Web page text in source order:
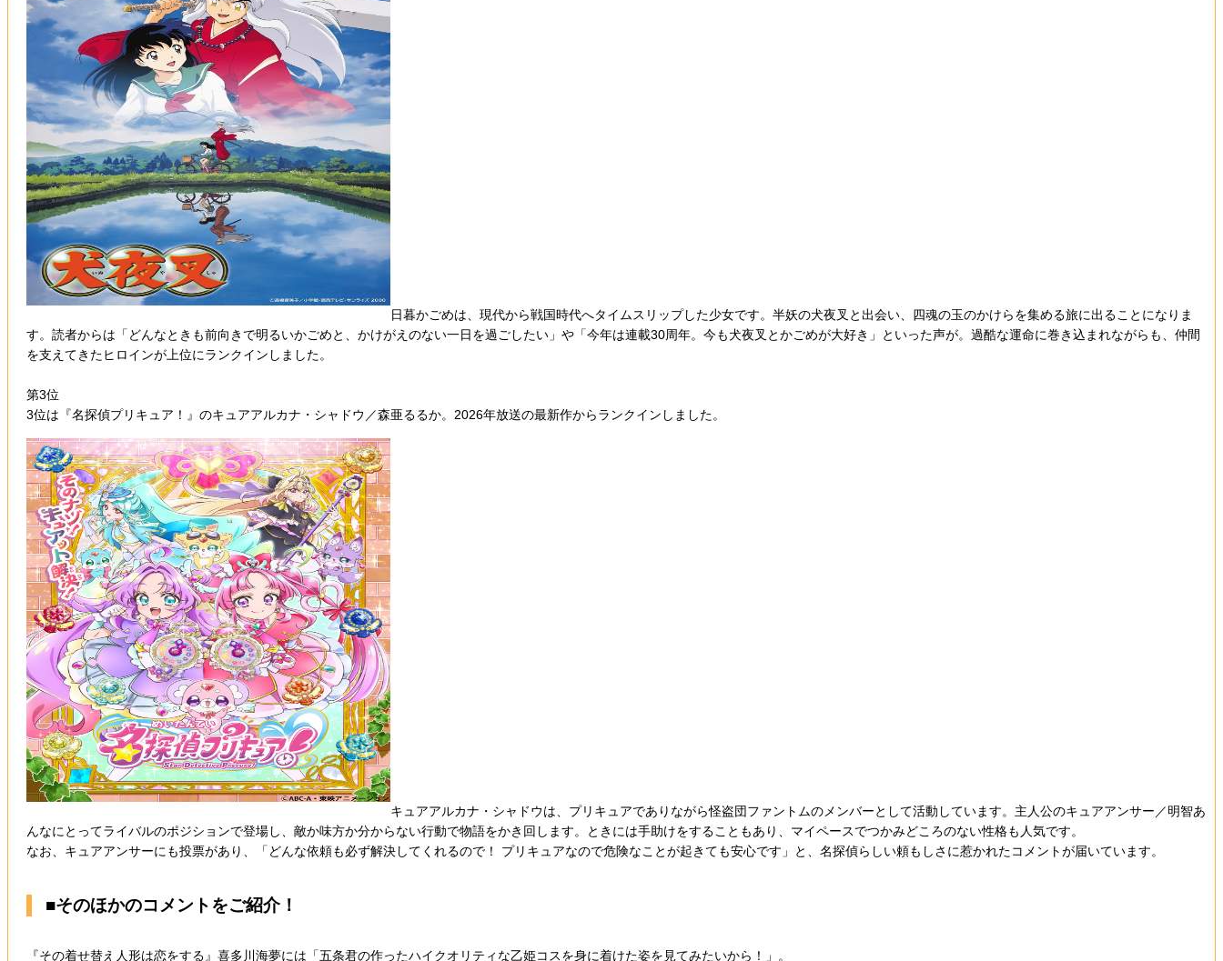
日暮かごめは、現代から戦国時代へタイムスリップした少女です。半妖の犬夜叉と出会い、四魂の玉のかけらを集める旅に出ることになりま
す。読者からは「どんなときも前向きで明るいかごめと、かけがえのない一日を過ごしたい」や「今年は連載30周年。今も犬夜叉とかごめが大好き」といった声が。過酷な運命に巻き込まれながらも、仲間
を支えてきたヒロインが上位にランクインしました。
第3位
3位は『名探偵プリキュア！』のキュアアルカナ・シャドウ／森亜るるか。2026年放送の最新作からランクインしました。
キュアアルカナ・シャドウは、プリキュアでありながら怪盗団ファントムのメンバーとして活動しています。主人公のキュアアンサー／明智あ
んなにとってライバルのポジションで登場し、敵か味方か分からない行動で物語をかき回します。ときには手助けをすることもあり、マイペースでつかみどころのない性格も人気です。
なお、キュアアンサーにも投票があり、「どんな依頼も必ず解決してくれるので！ プリキュアなので危険なことが起きても安心です」と、名探偵らしい頼もしさに惹かれたコメントが届いています。
■そのほかのコメントをご紹介！
『その着せ替え人形は恋をする』喜多川海夢には「五条君の作ったハイクオリティな乙姫コスを身に着けた姿を見てみたいから！」。